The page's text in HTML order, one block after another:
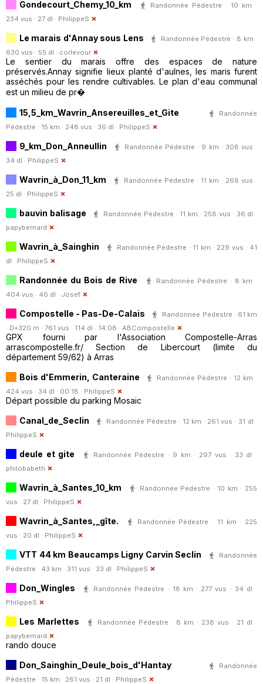
Gondecourt_Chemy_10_km
Randonnée Pédestre · 10 km ·
234 vus · 27 dl · PhilippeS
Le marais d'Annay sous Lens
Randonnée Pédestre · 8 km ·
630 vus · 55 dl · corlevour
Le sentier du marais offre des espaces de nature
préservés.Annay signifie lieux planté d'aulnes, les maris furent
asséchés pour les rendre cultivables. Le plan d'eau communal
est un milieu de pr�
15,5_km_Wavrin_Ansereuilles_et_Gite
Randonnée
Pédestre · 15 km · 248 vus · 36 dl · PhilippeS
9_km_Don_Anneullin
Randonnée Pédestre · 9 km · 308 vus ·
34 dl · PhilippeS
Wavrin_à_Don_11_km
Randonnée Pédestre · 11 km · 268 vus ·
25 dl · PhilippeS
bauvin balisage
Randonnée Pédestre · 11 km · 258 vus · 36 dl ·
papybernard
Wavrin_à_Sainghin
Randonnée Pédestre · 11 km · 229 vus · 41
dl · PhilippeS
Randonnée du Bois de Rive
Randonnée Pédestre · 8 km ·
404 vus · 46 dl · Josef
Compostelle - Pas-De-Calais
Randonnée Pédestre · 61 km
· D+320 m · 761 vus · 114 dl · 14:08 · ABCompostelle
GPX fourni par l'Association Compostelle-Arras
arrascompostelle.fr/ Section de Libercourt (limite du
département 59/62) à Arras
Bois d'Emmerin, Canteraine
Randonnée Pédestre · 12 km ·
424 vus · 34 dl · 00:18 · PhilippeS
Départ possible du parking Mosaic
Canal_de_Seclin
Randonnée Pédestre · 12 km · 261 vus · 31 dl ·
PhilippeS
deule et gite
Randonnée Pédestre · 9 km · 297 vus · 33 dl ·
philobabeth
Wavrin_à_Santes_10_km
Randonnée Pédestre · 10 km · 255
vus · 27 dl · PhilippeS
Wavrin_à_Santes,_gîte.
Randonnée Pédestre · 11 km · 225
vus · 20 dl · PhilippeS
VTT 44 km Beaucamps Ligny Carvin Seclin
Randonnée
Pédestre · 43 km · 311 vus · 33 dl · PhilippeS
Don_Wingles
Randonnée Pédestre · 18 km · 277 vus · 34 dl ·
PhilippeS
Les Marlettes
Randonnée Pédestre · 8 km · 238 vus · 21 dl ·
papybernard
rando douce
Don_Sainghin_Deule_bois_d'Hantay
Randonnée
Pédestre · 15 km · 261 vus · 21 dl · PhilippeS